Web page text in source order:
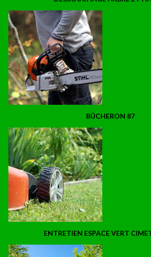
BÛCHERON 87
ENTRETIEN ESPACE VERT